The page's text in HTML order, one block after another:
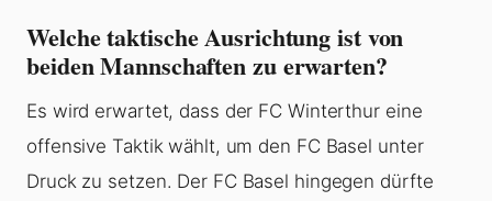
Welche taktische Ausrichtung ist von
beiden Mannschaften zu erwarten?
Es wird erwartet, dass der FC Winterthur eine
offensive Taktik wählt, um den FC Basel unter
Druck zu setzen. Der FC Basel hingegen dürfte